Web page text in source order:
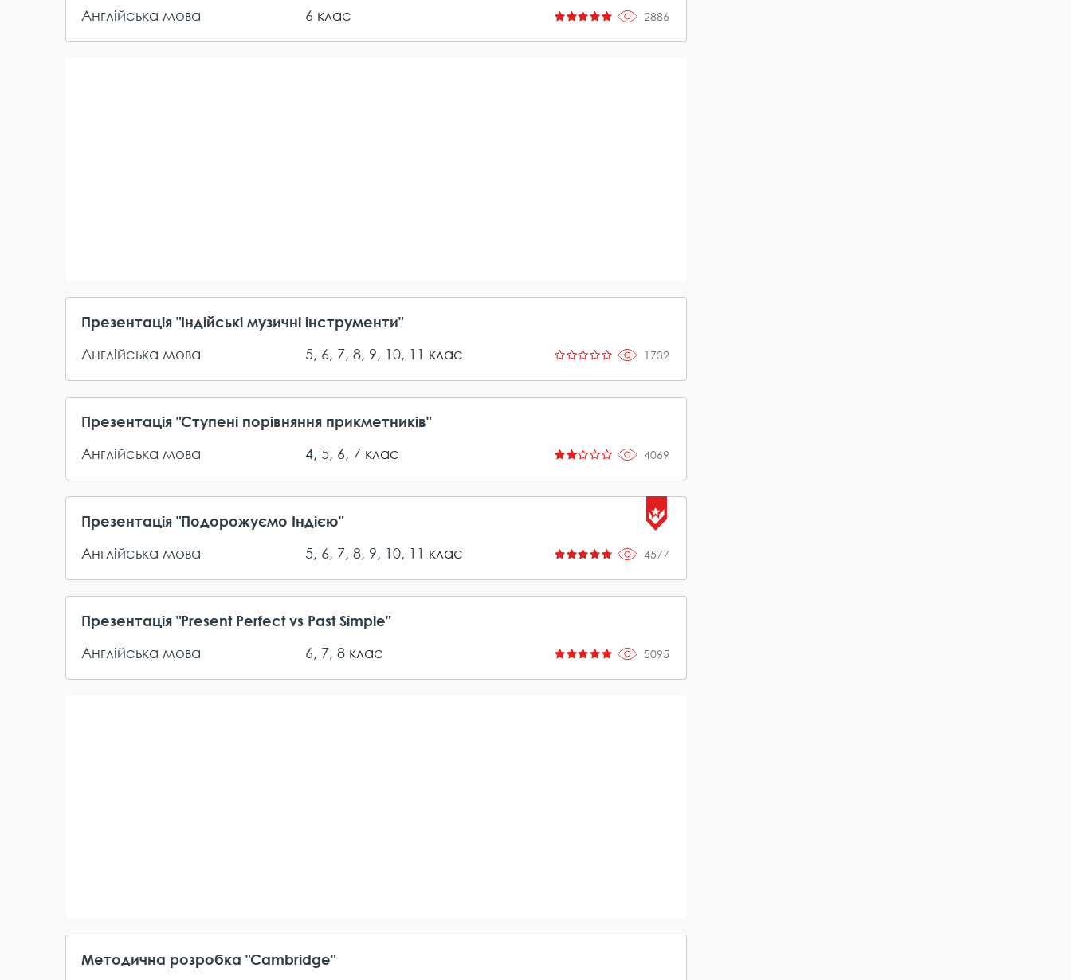
Англійська мова
6клас 2886
Презентація "Індійські музичні інструменти"
Англійська мова
5, 6, 7, 8, 9, 10, 11 клас 1732
Презентація "Ступені порівняння прикметників"
Англійська мова
4, 5, 6, 7клас 4069
Презентація "Подорожуємо Індією"
Англійська мова
5, 6, 7, 8, 9, 10, 11 клас 4577
Презентація "Present Perfect vs Past Simple"
Англійська мова
6, 7, 8клас 5095
Методична розробка "Cambridge"